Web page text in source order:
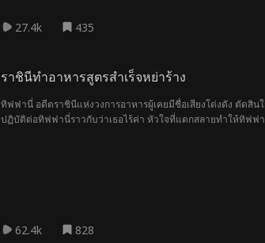
27.4k 435
ราชินีทำอาหารสูตรสำเร็จหย่าร้าง
ทิฟฟานี่ อดีตราชินีแห่งวงการอาหารผู้เคยมีชื่อเสียงโด่งดัง ตัดสิน
ปฏิบัติต่อทิฟฟานี่ราวกับว่าเธอไร้ค่า หัวใจที่แตกสลายทำให้ทิฟฟา
62.4k 828